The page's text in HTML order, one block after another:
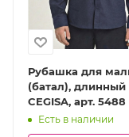
Рубашка для
(батал), длинный
CEGISA, арт. 5488
Есть в наличии